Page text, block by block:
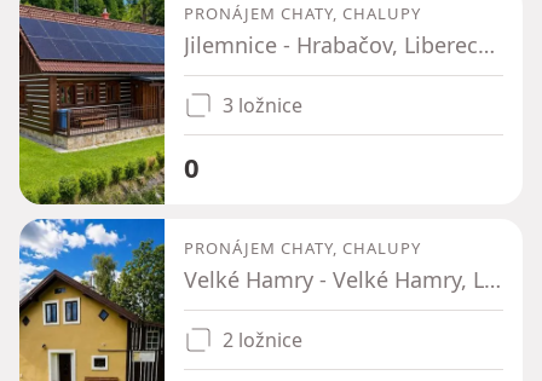
PRONÁJEM CHATY, CHALUPY
Jilemnice - Hrabačov, Liberecký kraj
3 ložnice
0
PRONÁJEM CHATY, CHALUPY
Velké Hamry - Velké Hamry, Liberecký kraj
2 ložnice